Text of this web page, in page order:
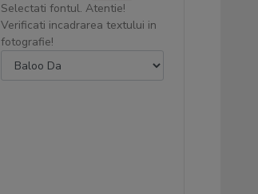
Selectati fontul. Atentie!
Verificati incadrarea textului in
fotografie!